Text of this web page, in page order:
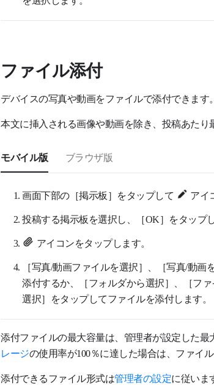
ファイル添付
デバイスの写真や動画をファイルで添付できます。
本文に挿入される画像や動画を除き、投稿あたり
モバイル版 ブラウザ版
画面下部の［掲示板］をタップして
アイ
投稿する掲示板を選択し、［OK］をタップし
アイコンをタップします。
［写真/動画ファイルを選択］、［写真/動
添付するか、［フォルダから選択］、［フ
選択］をタップしてファイルを添付します。
添付ファイルの最大容量は、管理者が設定した最
レージの使用率が100％に達した場合は、ファイ
添付できるファイル形式は管理者の設定に従いま